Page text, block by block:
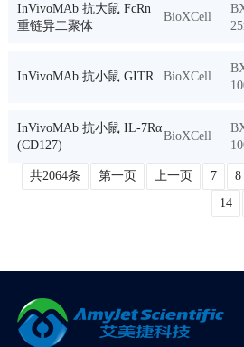
InVivoMAb 抗大鼠 FcRn
重链异二聚体
BioXCell
InVivoMAb 抗小鼠 GITR BioXCell
InVivoMAb 抗小鼠 IL-7Rα
(CD127)
BioXCell
共2064条 第一页 上一页 7 8
14